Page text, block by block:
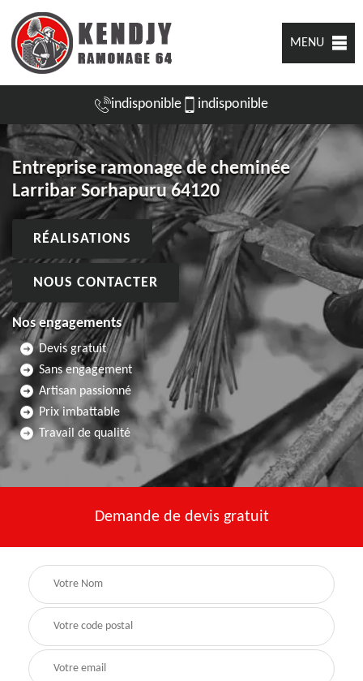
MENU
indisponible indisponible
Entreprise ramonage de cheminée
Larribar Sorhapuru 64120
RÉALISATIONS
NOUS CONTACTER
Nos engagements
Devis gratuit
Sans engagement
Artisan passionné
Prix imbattable
Travail de qualité
Demande de devis gratuit